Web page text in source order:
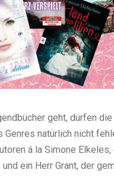
geht, dürfen
Genres natürlich nicht
á la Simone Elkeles,
und ein Herr Grant, der